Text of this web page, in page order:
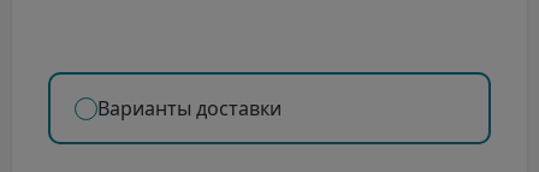
Варианты доставки